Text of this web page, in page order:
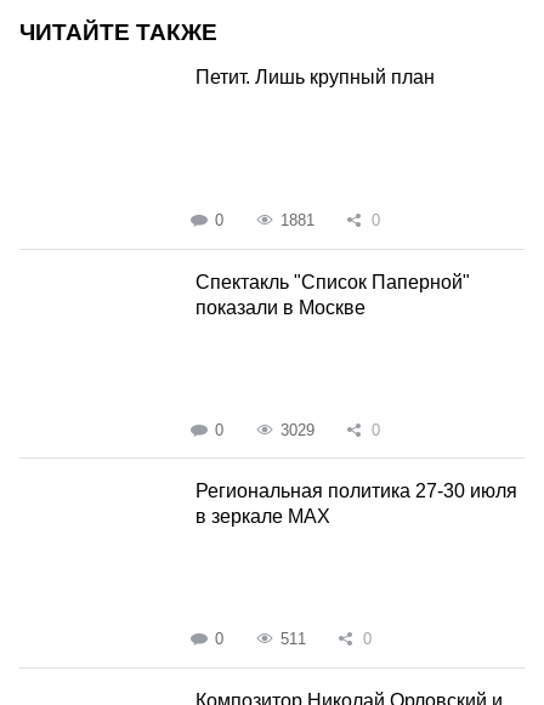
ЧИТАЙТЕ ТАКЖЕ
Петит. Лишь крупный план
0 1881 0
Спектакль "Список Паперной"
показали в Москве
0 3029 0
Региональная политика 27-30 июля
в зеркале MAX
0 511 0
Композитор Николай Орловский и